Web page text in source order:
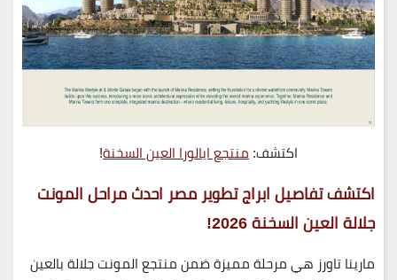
اكتشف:منتجع ايالورا العين السخنة!
اكتشف تفاصيل ابراج تطوير مصر احدث مراحل المونت
جلالة العين السخنة 2026!
مارينا تاورز هي مرحلة مميزة ضمنمنتجع المونت جلالة بالعين